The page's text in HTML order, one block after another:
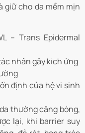
giữ cho da mềm mịn
– Trans Epidermal
nhân gây kích ứng
định của hệ vi sinh
thường căng bóng,
lại, khi barrier suy